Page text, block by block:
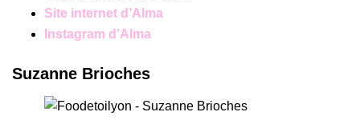
Site internet d’Alma
Instagram d’Alma
Suzanne Brioches